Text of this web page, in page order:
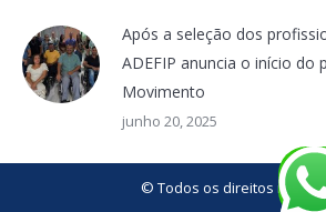
Após a seleção dos
ADEFIP anuncia o início do
Movimento
junho 20, 2025
© Todos os direitos